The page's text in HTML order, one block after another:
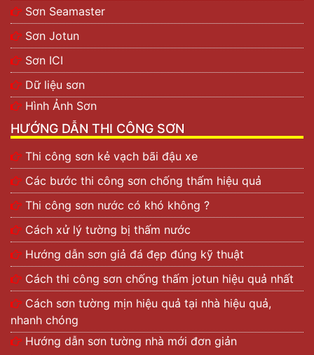
Sơn Seamaster
Sơn Jotun
Sơn ICI
Dữ liệu sơn
Hình Ảnh Sơn
HƯỚNG DẪN THI CÔNG SƠN
Thi công sơn kẻ vạch bãi đậu xe
Các bước thi công sơn chống thấm hiệu quả
Thi công sơn nước có khó không ?
Cách xử lý tường bị thấm nước
Hướng dẫn sơn giả đá đẹp đúng kỹ thuật
Cách thi công sơn chống thấm jotun hiệu quả nhất
Cách sơn tường mịn hiệu quả tại nhà hiệu quả,
nhanh chóng
Hướng dẫn sơn tường nhà mới đơn giản